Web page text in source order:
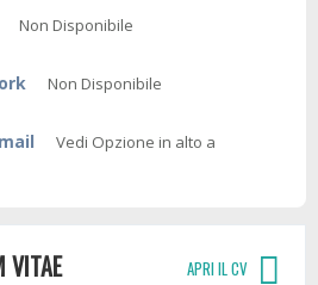
Non Disponibile
Non Disponibile
Vedi Opzione in alto a
VITAE APRI IL CV